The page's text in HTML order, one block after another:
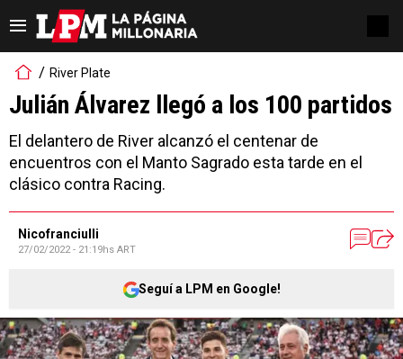
River Plate
Julián Álvarez llegó a los 100 partidos
El delantero de River alcanzó el centenar de
encuentros con el Manto Sagrado esta tarde en el
clásico contra Racing.
Nicofranciulli
27/02/2022 - 21:19hs ART
Seguí a LPM en Google!